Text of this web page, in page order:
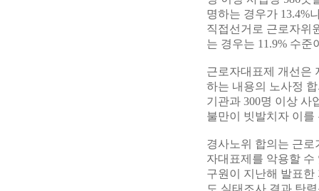
명하는 경우가 13.4%
직접선거로 근로자위
는 경우는 11.9% 수준
근로자대표제 개선은
하는 내용의 노사정
기관과 300명 이상 사
불만이 빗발치자 이
경사노위 합의는 근
자대표제를 악용할
구원이 지난해 발표한
도 실태조사 결과 탄